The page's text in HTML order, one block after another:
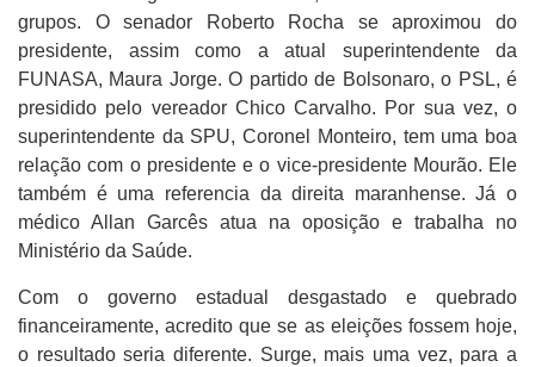
grupos. O senador Roberto Rocha se aproximou do
presidente, assim como a atual superintendente da
FUNASA, Maura Jorge. O partido de Bolsonaro, o PSL, é
presidido pelo vereador Chico Carvalho. Por sua vez, o
superintendente da SPU, Coronel Monteiro, tem uma boa
relação com o presidente e o vice-presidente Mourão. Ele
também é uma referencia da direita maranhense. Já o
médico Allan Garcês atua na oposição e trabalha no
Ministério da Saúde.
Com o governo estadual desgastado e quebrado
financeiramente, acredito que se as eleições fossem hoje,
o resultado seria diferente. Surge, mais uma vez, para a